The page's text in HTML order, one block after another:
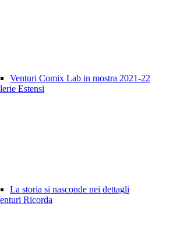
Venturi Comix Lab in mostra 2021-22
Estensi
La storia si nasconde nei dettagli
Ricorda